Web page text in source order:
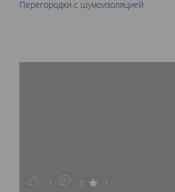
Перегородки с шумоизоляцией
1 0 1